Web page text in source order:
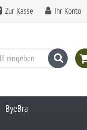
Zur Kasse Ihr Konto
Suchen
ByeBra